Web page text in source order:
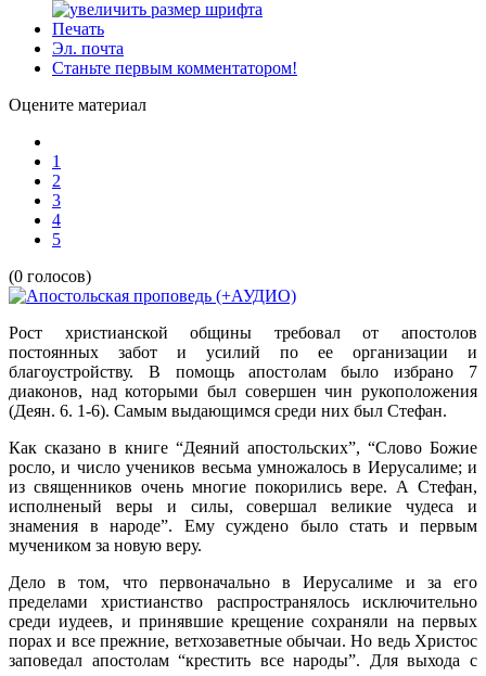
Печать
Эл. почта
Станьте первым комментатором!
Оцените материал
1
2
3
4
5
(0 голосов)
Рост христианской общины требовал от апостолов
постоянных забот и усилий по ее организации и
благоустройству. В помощь апостолам было избрано 7
диаконов, над которыми был совершен чин рукоположения
(Деян. 6. 1-6). Самым выдающимся среди них был Стефан.
Как сказано в книге “Деяний апостольских”, “Слово Божие
росло, и число учеников весьма умножалось в Иерусалиме; и
из священников очень многие покорились вере. А Стефан,
исполненый веры и силы, совершал великие чудеса и
знамения в народе”. Ему суждено было стать и первым
мучеником за новую веру.
Дело в том, что первоначально в Иерусалиме и за его
пределами христианство рас­пространялось исключительно
среди иудеев, и принявшие крещение сохраняли на первых
порах и все прежние, ветхозаветные обычаи. Но ведь Христос
заповедал апостолам “крестить все народы”. Для выхода с